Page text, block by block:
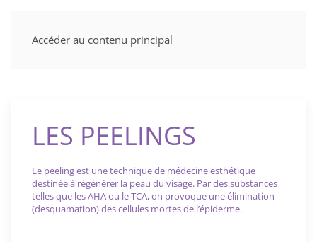
Accéder au contenu principal
LES PEELINGS
Le peeling est une technique de médecine esthétique
destinée à régénérer la peau du visage. Par des substances
telles que les AHA ou le TCA, on provoque une élimination
(desquamation) des cellules mortes de l’épiderme.